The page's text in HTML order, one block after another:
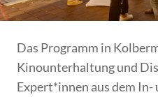
Das Programm in
Kinounterhaltung und
Expert*innen aus dem In-